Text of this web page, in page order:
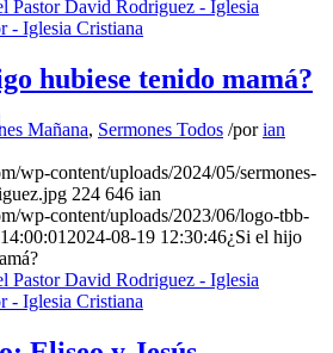
hubiese tenido mamá?
Mañana, Sermones Todos /porian
wp-content/uploads/2024/05/sermones-
224 646 ian
wp-content/uploads/2023/06/logo-tbb-
2024-08-19 12:30:46¿Si el hijo